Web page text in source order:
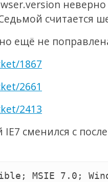
неверно
считается
ещё не
1867
2661
2413
сменился с
MSIE 7.0;